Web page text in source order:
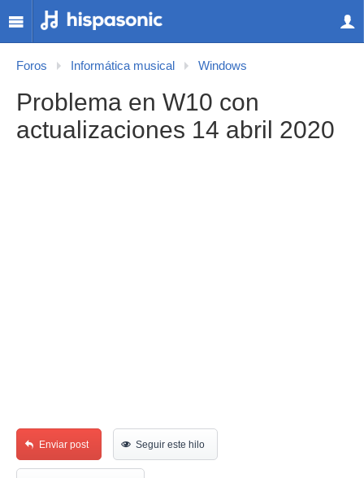
Foros Informática musical Windows
Problema en W10 con
actualizaciones 14 abril 2020
Enviar post Seguir este hilo